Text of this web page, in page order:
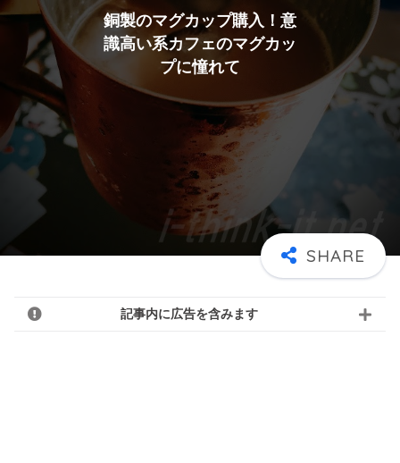
銅製のマグカップ購入！意
識高い系カフェのマグカッ
プに憧れて
記事内に広告を含みます